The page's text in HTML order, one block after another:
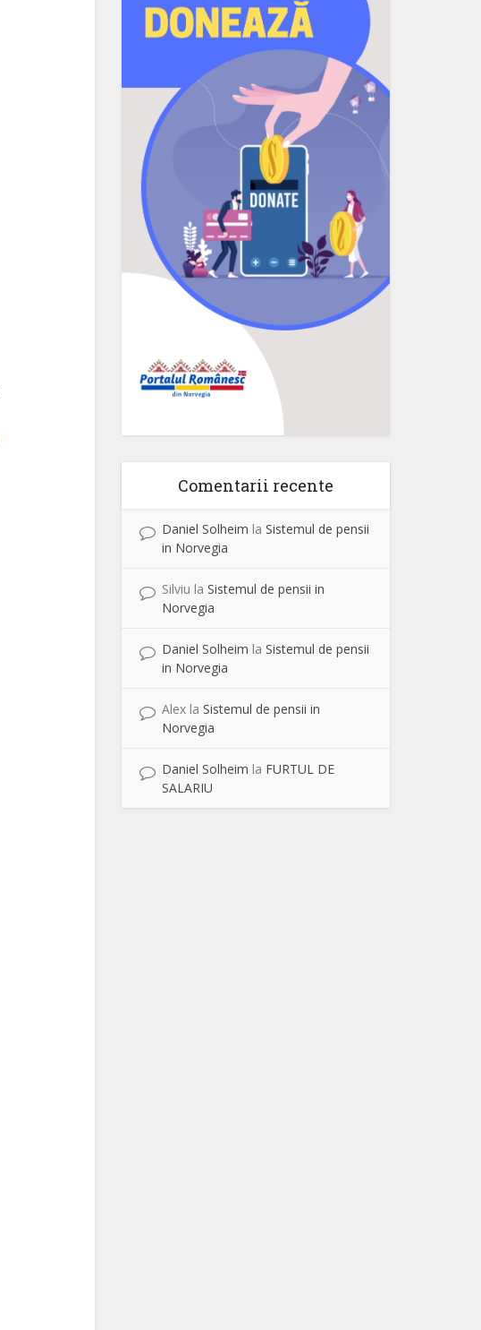
Comentarii recente
Daniel Solheim la Sistemul de pensii
in Norvegia
Silviu la Sistemul de pensii in
Norvegia
Daniel Solheim la Sistemul de pensii
in Norvegia
Alex la Sistemul de pensii in
Norvegia
Daniel Solheim la FURTUL DE
SALARIU